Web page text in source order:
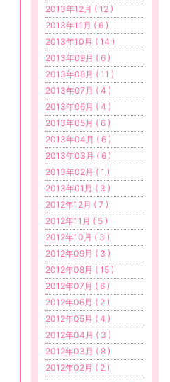
2013年12月 ( 12 )
2013年11月 ( 6 )
2013年10月 ( 14 )
2013年09月 ( 6 )
2013年08月 ( 11 )
2013年07月 ( 4 )
2013年06月 ( 4 )
2013年05月 ( 6 )
2013年04月 ( 6 )
2013年03月 ( 6 )
2013年02月 ( 1 )
2013年01月 ( 3 )
2012年12月 ( 7 )
2012年11月 ( 5 )
2012年10月 ( 3 )
2012年09月 ( 3 )
2012年08月 ( 15 )
2012年07月 ( 6 )
2012年06月 ( 2 )
2012年05月 ( 4 )
2012年04月 ( 3 )
2012年03月 ( 8 )
2012年02月 ( 2 )